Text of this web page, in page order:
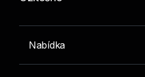
Nabídka